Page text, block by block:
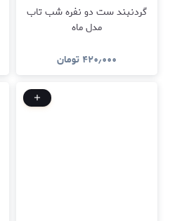
گردنبند ست دو نفره شب تاب
مدل ماه
۴۲۰٫۰۰۰ تومان